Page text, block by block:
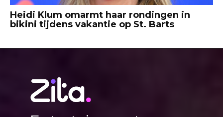
Heidi Klum omarmt haar rondingen in
bikini tijdens vakantie op St. Barts